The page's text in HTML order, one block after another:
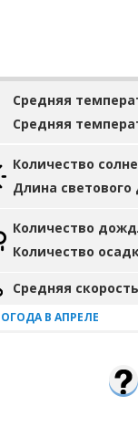
Средняя
Средняя
Количество
Длина светового
Количество
Количество
Средняя
В АПРЕЛЕ